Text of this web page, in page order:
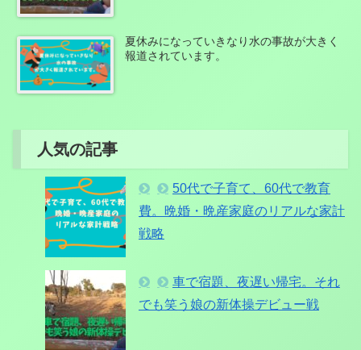
夏休みになっていきなり水の事故が大きく
報道されています。
人気の記事
50代で子育て、60代で教育
費。晩婚・晩産家庭のリアルな家計
戦略
車で宿題、夜遅い帰宅。それ
でも笑う娘の新体操デビュー戦